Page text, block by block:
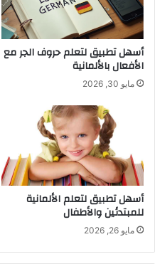
أسهل تطبيق لتعلم حروف الجر مع
الأفعال بالألمانية
مايو 30, 2026
أسهل تطبيق لتعلم الألمانية
للمبتدئين والأطفال
مايو 26, 2026